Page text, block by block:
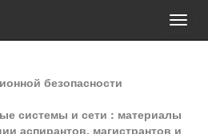
безопасности
системы и сети : материалы
аспирантов, магистрантов и